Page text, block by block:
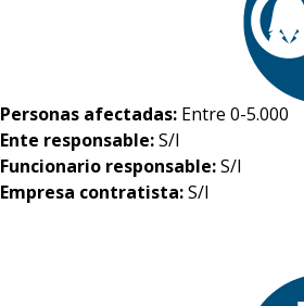
Personas afectadas: Entre 0-5.000
Ente responsable:S/I
Funcionario responsable:S/I
Empresa contratista:S/I